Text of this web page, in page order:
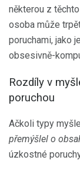
některou z
osoba může
poruchami, jako
obsesivně-
Rozdíly v
poruchou
Ačkoli typy
přemýšlel o
úzkostné